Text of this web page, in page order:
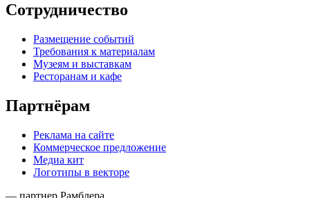
Сотрудничество
Размещение событий
Требования к материалам
Музеям и выставкам
Ресторанам и кафе
Партнёрам
Реклама на сайте
Коммерческое предложение
Медиа кит
Логотипы в векторе
— партнер Рамблера